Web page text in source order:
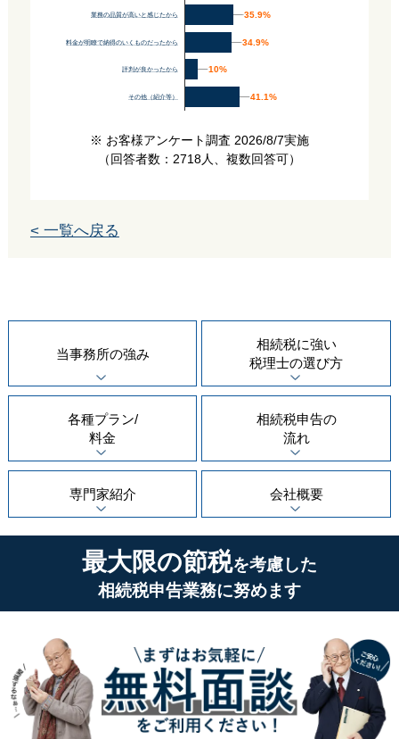
業務の品質が高いと感じたから
料金が明瞭で納得のいくものだったから
評判が良かったから
その他（紹介等）
35.9%
35.9%
34.9%
34.9%
10%
10%
41.1%
41.1%
※ お客様アンケート調査 2026/8/7実施
（回答者数：2718人、複数回答可）
< 一覧へ戻る
当事務所の強み
相続税に強い
税理士の選び方
各種プラン/
料金
相続税申告の
流れ
専門家紹介 会社概要
最大限の節税を考慮した
相続税申告業務に努めます